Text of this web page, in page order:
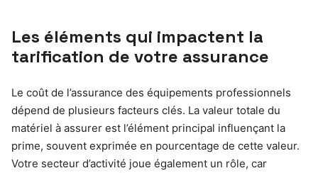
Les éléments qui impactent la
tarification de votre assurance
Le coût de l’assurance des équipements professionnels
dépend de plusieurs facteurs clés. La valeur totale du
matériel à assurer est l’élément principal influençant la
prime, souvent exprimée en pourcentage de cette valeur.
Votre secteur d’activité joue également un rôle, car